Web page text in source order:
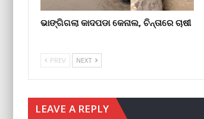
ଭାଙ୍ଗିଗଲା କାଦପଡା କେନାଲ, ଚିନ୍ତାରେ ଚାଷୀ
PREV NEXT
LEAVE A REPLY